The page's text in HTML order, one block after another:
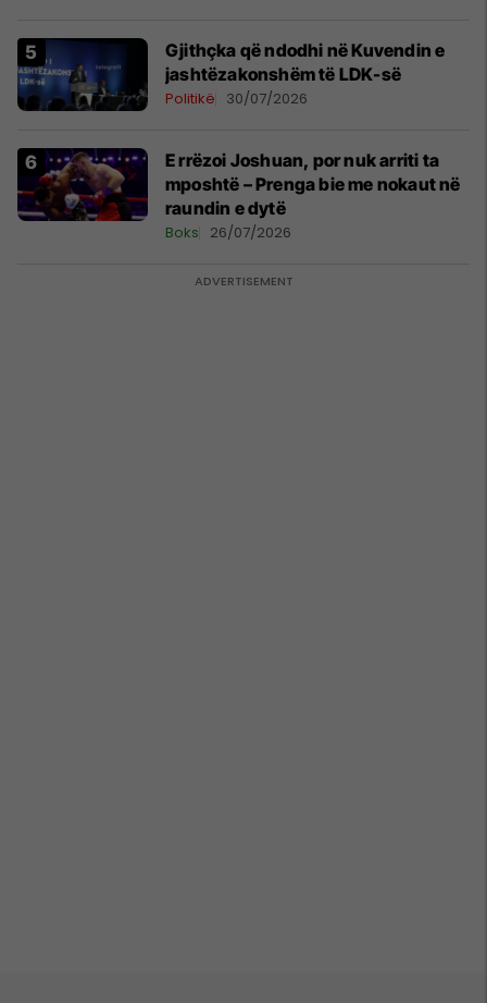
Gjithçka që ndodhi në Kuvendin e
jashtëzakonshëm të LDK-së
Politikë 30/07/2026
E rrëzoi Joshuan, por nuk arriti ta
mposhtë – Prenga bie me nokaut në
raundin e dytë
Boks 26/07/2026